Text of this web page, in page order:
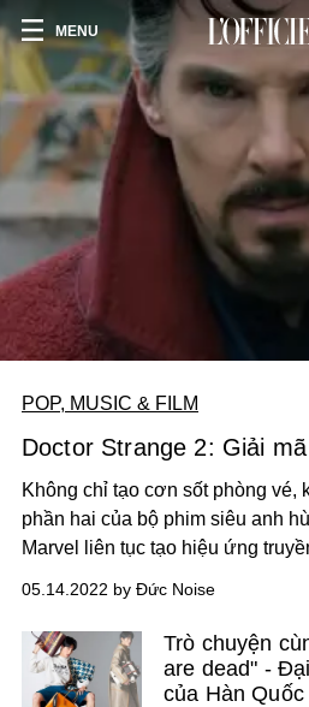
MENU
POP, MUSIC & FILM
Doctor Strange 2: Giải
Không chỉ tạo cơn sốt phòng vé,
phần hai của bộ phim siêu anh
Marvel liên tục tạo hiệu ứng
của người hâm mộ dành cho
Strange 2", khán giả một lần
không chỉ kỹ xảo, những hình
vũ trụ vừa mới vừa cũ, hội nhóm
05.14.2022 by Đức Noise
Trò chuyện
are dead" -
của Hàn Quốc